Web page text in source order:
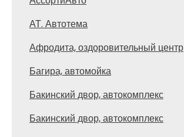
АТ. Автотема
Афродита, оздоровительный центр
Багира, автомойка
Бакинский двор, автокомплекс
Бакинский двор, автокомплекс